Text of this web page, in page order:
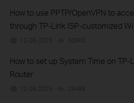
How to use PPTP/OpenVPN to
through TP-Link ISP-customized
12-26-2025 50360
How to set up System Time on TP-
Router
12-26-2025 29483